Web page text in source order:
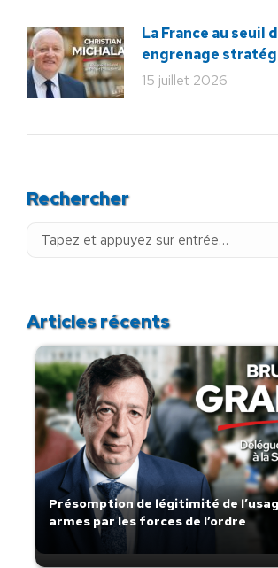
La France au seuil
engrenage
15 juillet 2026
Rechercher
Recherche
Articles récents
Présomption de légitimité de
armes par les forces de l’ordre